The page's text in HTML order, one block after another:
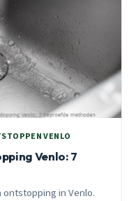
VENLO
Venlo: 7
in Venlo.